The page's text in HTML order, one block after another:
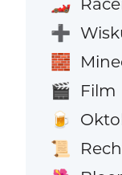
➕
🧱
🎬 Film
🍺
📜